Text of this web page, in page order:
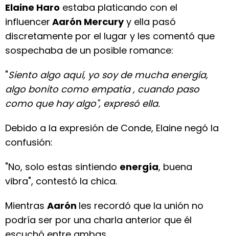
Elaine Haro estaba platicando con el
influencer Aarón Mercuryy ella pasó
discretamente por el lugar y les comentó que
sospechaba de un posible romance:
"Siento algo aquí, yo soy de mucha energía,
algo bonito como empatia , cuando paso
como que hay algo", expresó ella.
Debido a la expresión de Conde, Elaine negó la
confusión:
"No, solo estas sintiendo energía, buena
vibra", contestó la chica.
Mientras Aarón les recordó que la unión no
podría ser por una charla anterior que él